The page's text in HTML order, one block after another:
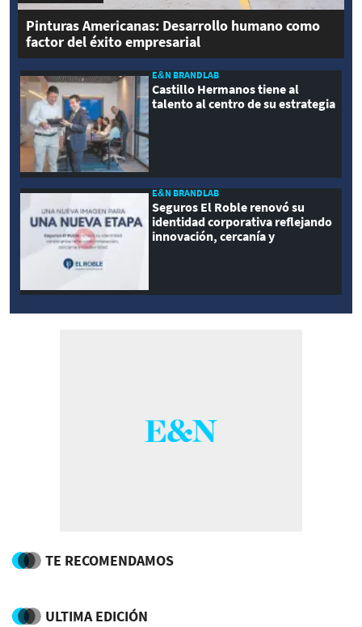
Pinturas Americanas: Desarrollo humano como
factor del éxito empresarial
E&N BRANDLAB
Castillo Hermanos tiene al
talento al centro de su estrategia
E&N BRANDLAB
Seguros El Roble renovó su
identidad corporativa reflejando
innovación, cercanía y
TE RECOMENDAMOS
ULTIMA EDICIÓN